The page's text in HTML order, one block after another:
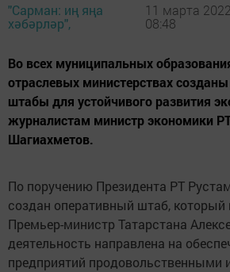
"Сарман: иң яңа
хәбәрләр",
11 марта
08:48
Во всех муниципальных
отраслевых министерствах
штабы для устойчивого развития
журналистам министр экономики
Шагиахметов.
По поручению Президента РТ
создан оперативный штаб, который
Премьер-министр Татарстана
деятельность направлена на
предприятий продовольственными